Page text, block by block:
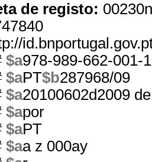
de registo:
$a978-989-662-001-1
$aPT$b287968/09
$a20100602d2009
$apor
$aPT
$aa z 000ay